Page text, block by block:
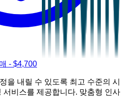
- $4,700
을 내릴 수 있도록 최고 수준의 시
서비스를 제공합니다. 맞춤형 인사